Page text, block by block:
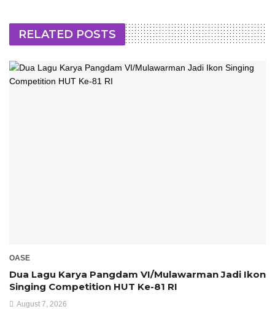
RELATED POSTS
OASE
Dua Lagu Karya Pangdam VI/Mulawarman Jadi Ikon
Singing Competition HUT Ke-81 RI
August 7, 2026